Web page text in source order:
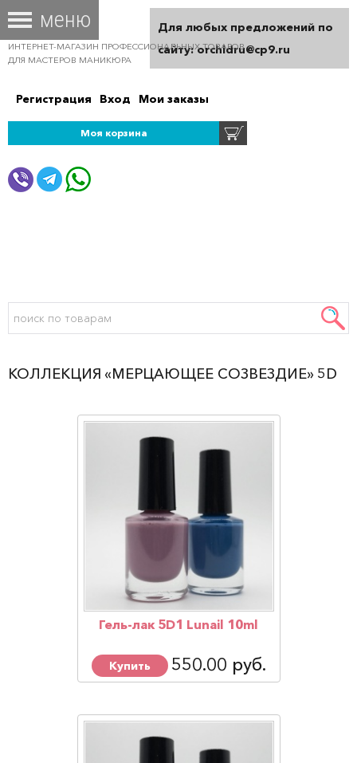
ИНТЕРНЕТ-МАГАЗИН ПРОФЕССИОНАЛЬНЫХ ТОВАРОВ
ДЛЯ МАСТЕРОВ МАНИКЮРА
Регистрация Вход Мои заказы
Моя корзина
КОЛЛЕКЦИЯ «МЕРЦАЮЩЕЕ СОЗВЕЗДИЕ» 5D
Гель-лак 5D1 Lunail 10ml
Купить 550.00 руб.
Для любых предложений по
сайту: orchidru@cp9.ru